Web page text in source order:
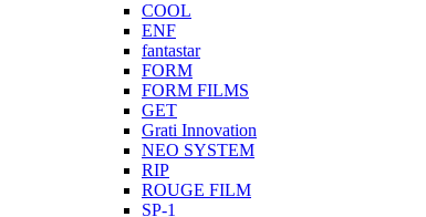
COOL
ENF
fantastar
FORM
FORM FILMS
GET
Grati Innovation
NEO SYSTEM
RIP
ROUGE FILM
SP-1